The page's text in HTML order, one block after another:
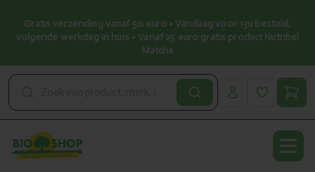
Gratis verzending vanaf 50 euro • Vandaag voor 13u besteld,
volgende werkdag in huis • Vanaf 25 euro gratis product Nutribel
Matcha